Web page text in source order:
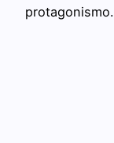
protagonismo.